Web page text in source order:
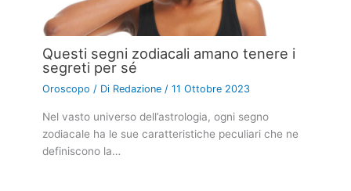
Questi segni zodiacali amano tenere i
segreti per sé
Oroscopo / Di Redazione/11 Ottobre 2023
Nel vasto universo dell’astrologia, ogni segno
zodiacale ha le sue caratteristiche peculiari che ne
definiscono la…